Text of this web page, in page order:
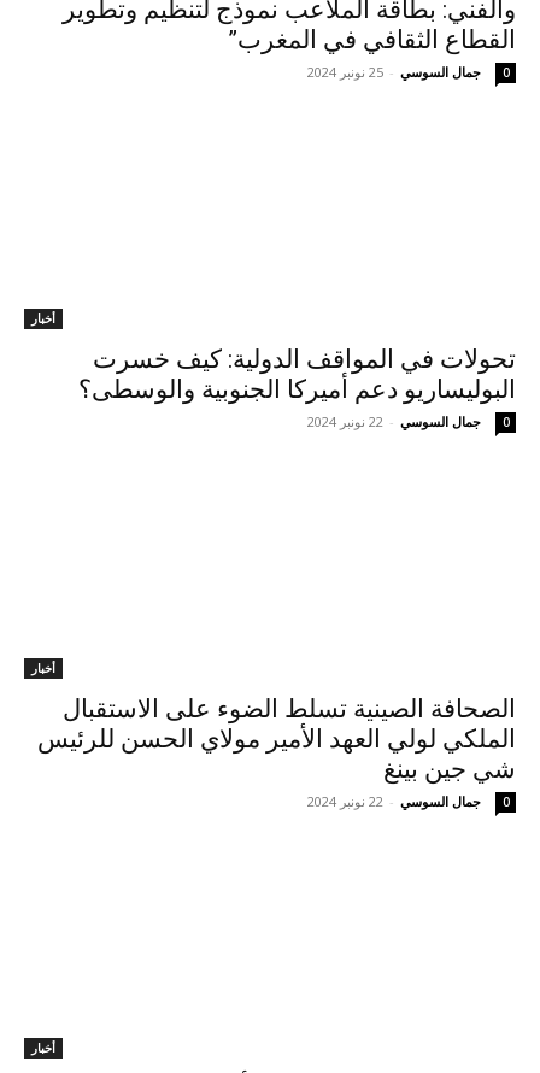
والفني: بطاقة الملاعب نموذج لتنظيم وتطوير
القطاع الثقافي في المغرب”
جمال السوسي - 25 نونبر 2024 0
أخبار
تحولات في المواقف الدولية: كيف خسرت
البوليساريو دعم أميركا الجنوبية والوسطى؟
جمال السوسي - 22 نونبر 2024 0
أخبار
الصحافة الصينية تسلط الضوء على الاستقبال
الملكي لولي العهد الأمير مولاي الحسن للرئيس
شي جين بينغ
جمال السوسي - 22 نونبر 2024 0
أخبار